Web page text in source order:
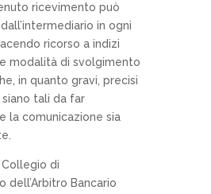
ricevimento può
in ogni
ricorso a indizi
modalità di svolgimento
in quanto gravi, precisi
tali da far
la comunicazione sia
di
dell’Arbitro Bancario